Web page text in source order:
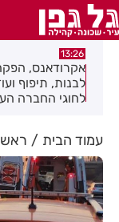
13:26
אקרודאנס,
לבנות, תיפוף
לחוגי החברה
עמוד הבית